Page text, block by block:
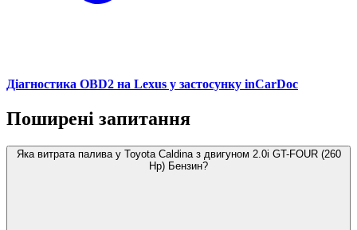
Діагностика OBD2 на Lexus у застосунку inCarDoc
Поширені запитання
Яка витрата палива у Toyota Caldina з двигуном 2.0i GT-FOUR (260
Hp) Бензин?